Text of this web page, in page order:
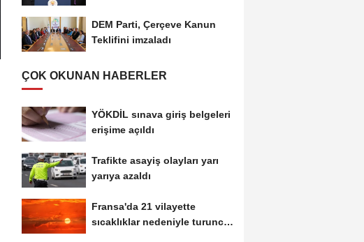
DEM Parti, Çerçeve Kanun
Teklifini imzaladı
ÇOK OKUNAN HABERLER
YÖKDİL sınava giriş belgeleri
erişime açıldı
Trafikte asayiş olayları yarı
yarıya azaldı
Fransa'da 21 vilayette
sıcaklıklar nedeniyle turuncu